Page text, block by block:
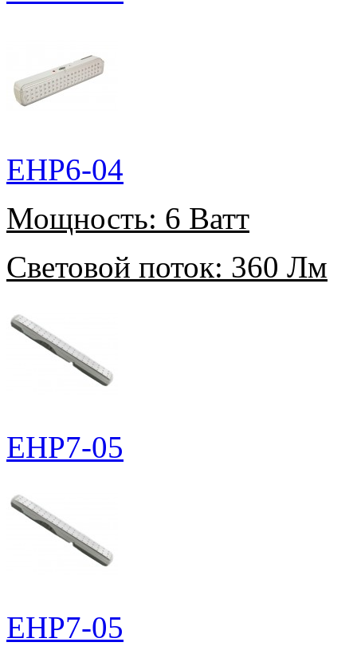
EHP6-04
Мощность: 6 Ватт
Световой поток: 360 Лм
EHP7-05
EHP7-05